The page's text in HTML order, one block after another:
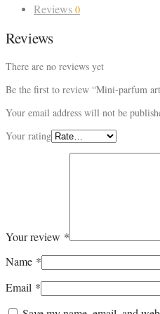
Reviews 0
Reviews
There are no reviews yet
Be the first to review “Mini-parfum
Your email address will not be
Your rating
Your review *
Name *
Email *